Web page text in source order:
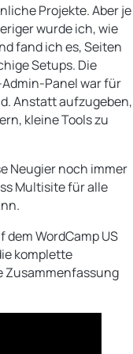
Projekte. Aber je
wurde ich, wie
fand ich es, Seiten
Setups. Die
Panel war für
Anstatt aufzugeben,
kleine Tools zu
Neugier noch immer
Multisite für alle
WordCamp US
komplette
Zusammenfassung